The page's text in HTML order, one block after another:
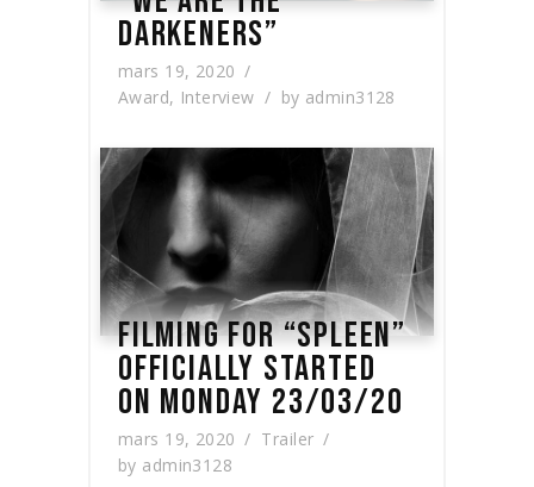
DARKENERS”
mars 19, 2020
Award, Interview by admin3128
FILMING FOR “SPLEEN”
OFFICIALLY STARTED
ON MONDAY 23/03/20
mars 19, 2020
Trailer
by admin3128